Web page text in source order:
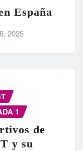
España
2025
1
de
y su